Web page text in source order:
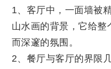
1、客厅中，一面墙被
山水画的背景，它给
而深邃的氛围。
2、餐厅与客厅的界限